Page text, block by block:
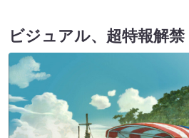
ビジュアル、超特報解禁